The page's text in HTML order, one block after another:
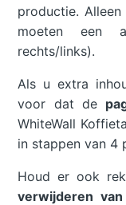
productie. Alleen
moeten een
rechts/links).
Als u extra
voor dat de
WhiteWall
in stappen van 4
Houd er ook
verwijderen